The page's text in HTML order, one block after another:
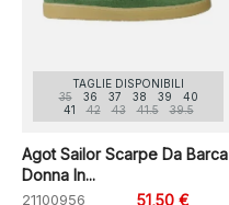
TAGLIE DISPONIBILI
35
36 37 38 39
40
41
42 43 41.5 39.5
Agot Sailor Scarpe Da Barca
Donna In...
21100956
51,50 €